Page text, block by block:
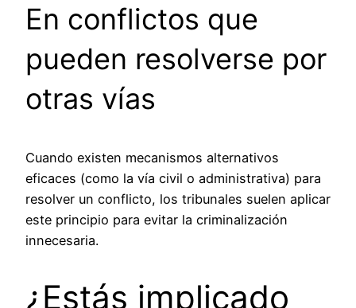
En conflictos que
pueden resolverse por
otras vías
Cuando existen mecanismos alternativos
eficaces (como la vía civil o administrativa) para
resolver un conflicto, los tribunales suelen aplicar
este principio para evitar la criminalización
innecesaria.
¿Estás implicado